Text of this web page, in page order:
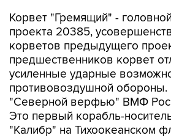
Корвет "Гремящий" -
проекта 20385,
корветов предыдущего
предшественников корвет
усиленные ударные
противовоздушной обороны.
"Северной верфью" ВМФ
Это первый корабль-
"Калибр" на Тихоокеанском